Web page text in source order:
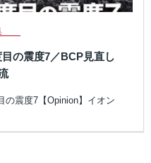
の震度7／BCP見直し
の震度7【Opinion】イオン